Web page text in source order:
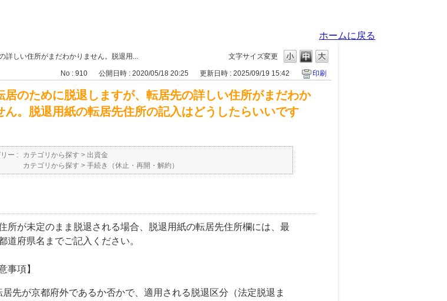
ホームに戻る
文字サイズ変更
詳しい住所がまだわかりません。脱退用...
No : 910 公開日時 : 2020/05/18 20:25 更新日時 : 2025/09/19 15:42 印刷
居のために脱退しますが、転居先の詳しい住所がまだわか
ん。脱退用紙の転居先住所の記入はどうしたらいいです
ー : カテゴリから探す > 出資金
カテゴリから探す > 手続き（休止・再開・解約）
所が未定のまま脱退される場合、脱退用紙の転居先住所欄には、最
道府県名までご記入ください。
事項】
居先が京都府外であるか否かで、適用される脱退区分（法定脱退ま